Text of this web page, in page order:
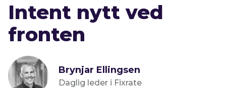
Intent nytt ved
fronten
Brynjar Ellingsen
Daglig leder i Fixrate